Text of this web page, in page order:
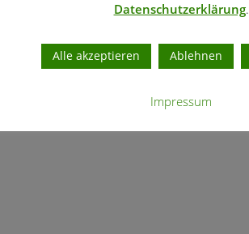
Datenschutzerklärung.
Alle akzeptieren Ablehnen
Impressum